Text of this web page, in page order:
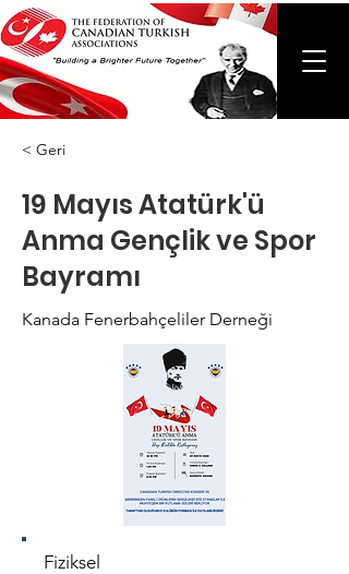
< Geri
19 Mayıs Atatürk'ü
Anma Gençlik ve Spor
Bayramı
Kanada Fenerbahçeliler Derneği
Fiziksel